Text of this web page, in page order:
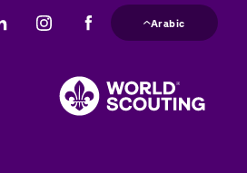
تجاوز
Arabic